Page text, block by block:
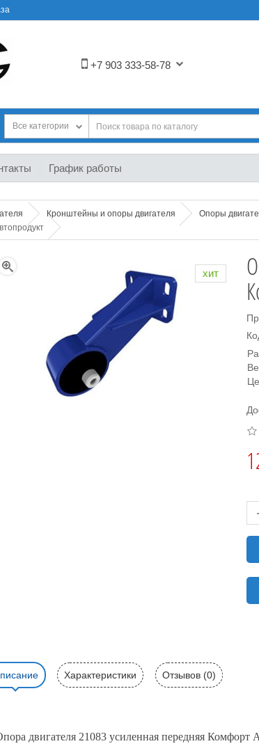
+7 903 333-58-78
Все категории
График работы
Кронштейны и опоры двигателя
Опоры
хит
Характеристики Отзывов (0)
двигателя 21083 усиленная передняя Комфорт